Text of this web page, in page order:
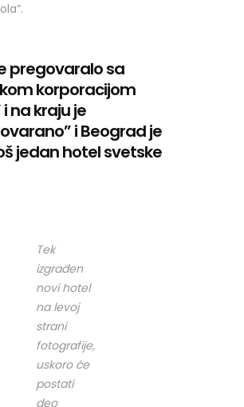
pregovaralo sa
korporacijom
na kraju je
i Beograd je
jedan hotel svetske
Tek
izgrađen
novi hotel
na levoj
strani
fotografije,
uskoro će
postati
deo